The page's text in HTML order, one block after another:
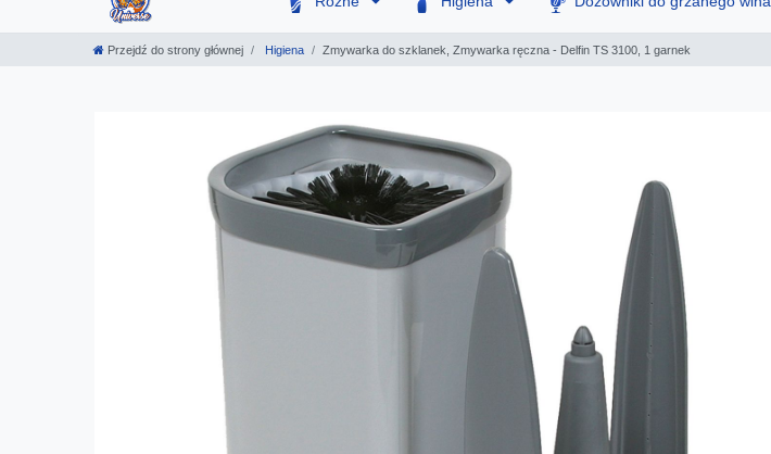
Przejdź do strony głównej Higiena Zmywarka do szklanek, Zmywarka ręczna - Delfin TS 3100, 1 garnek